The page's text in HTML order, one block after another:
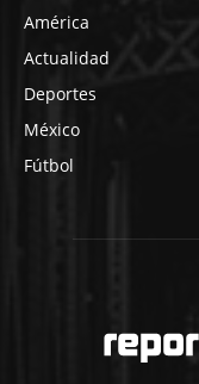
América
Actualidad
Deportes
México
Fútbol